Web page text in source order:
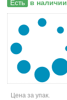
Есть в наличии
Цена за упак.